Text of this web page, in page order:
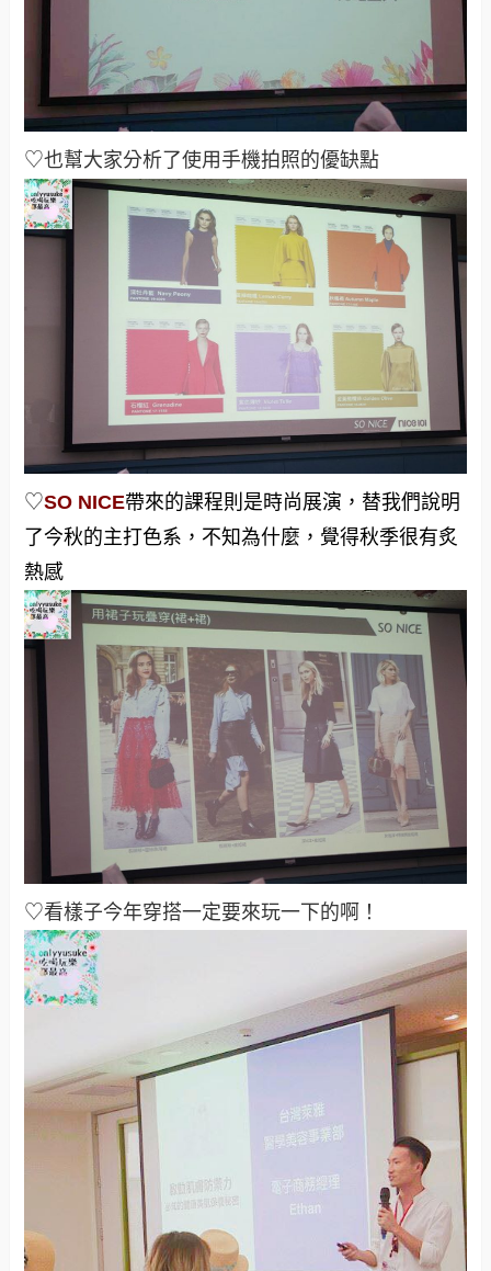
♡也幫大家分析了使用手機拍照的優缺點
♡SO NICE帶來的課程則是時尚展演，替我們說明
了今秋的主打色系，不知為什麼，覺得秋季很有炙
熱感
♡看樣子今年穿搭一定要來玩一下的啊！